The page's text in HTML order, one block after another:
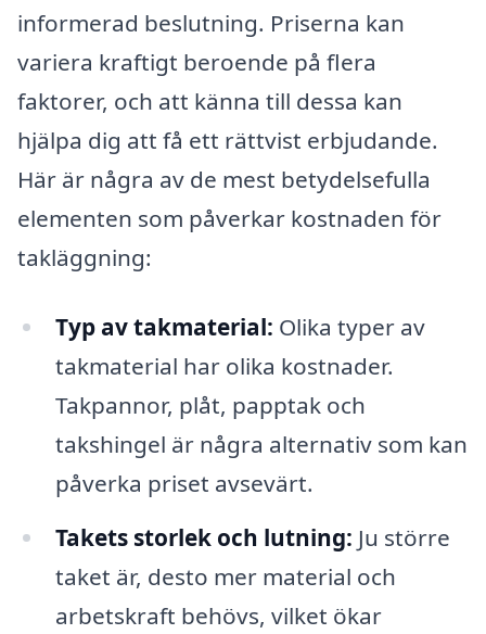
informerad beslutning. Priserna kan
variera kraftigt beroende på flera
faktorer, och att känna till dessa kan
hjälpa dig att få ett rättvist erbjudande.
Här är några av de mest betydelsefulla
elementen som påverkar kostnaden för
takläggning:
Typ av takmaterial: Olika typer av
takmaterial har olika kostnader.
Takpannor, plåt, papptak och
takshingel är några alternativ som kan
påverka priset avsevärt.
Takets storlek och lutning: Ju större
taket är, desto mer material och
arbetskraft behövs, vilket ökar